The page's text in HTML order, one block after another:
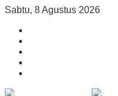
Sabtu, 8 Agustus 2026